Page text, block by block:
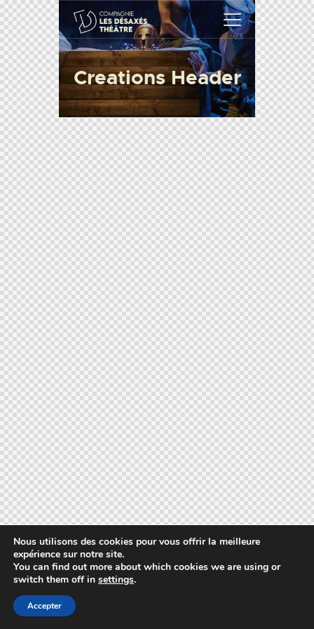
Creations Header
Nous utilisons des cookies pour vous offrir la meilleure
expérience sur notre site.
You can find out more about which cookies we are using or
switch them off in settings.
Accepter